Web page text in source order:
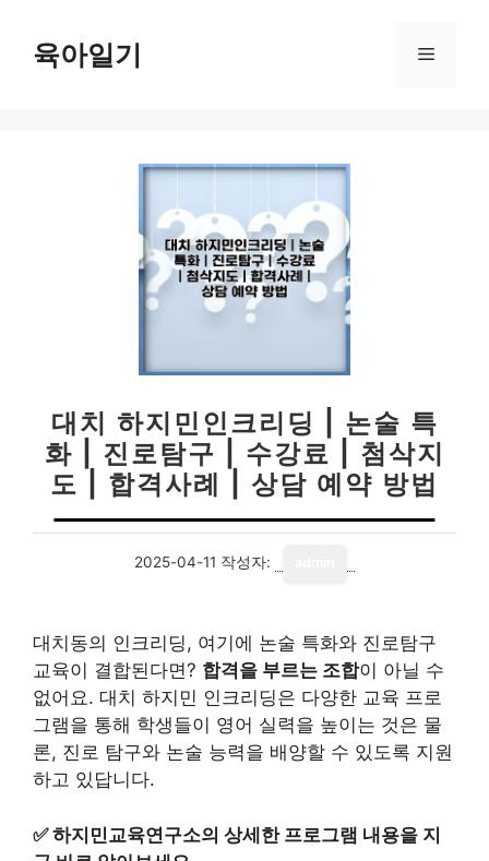
육아일기 메
대치 하지민인크리딩 | 논술 특
화 | 진로탐구 | 수강료 | 첨삭지
도 | 합격사례 | 상담 예약 방법
2025-04-11 작성자:
대치동의 인크리딩, 여기에 논술 특화와 진로탐구
교육이 결합된다면? 합격을 부르는 조합이 아닐 수
없어요. 대치 하지민 인크리딩은 다양한 교육 프로
그램을 통해 학생들이 영어 실력을 높이는 것은 물
론, 진로 탐구와 논술 능력을 배양할 수 있도록 지원
하고 있답니다.
✅하지민교육연구소의 상세한 프로그램 내용을 지